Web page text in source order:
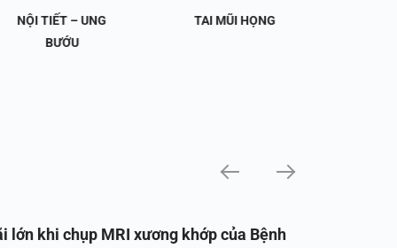
NỘI TIẾT – UNG
BƯỚU
TAI MŨI HỌNG
lớn khi chụp MRI xương khớp của Bệnh